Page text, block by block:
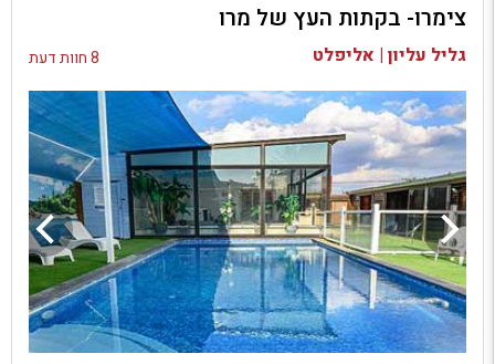
בדיקת זמינות ומחירים
צימרו- בקתות העץ של מרו
גליל עליון | אליפלט 8 חוות דעת